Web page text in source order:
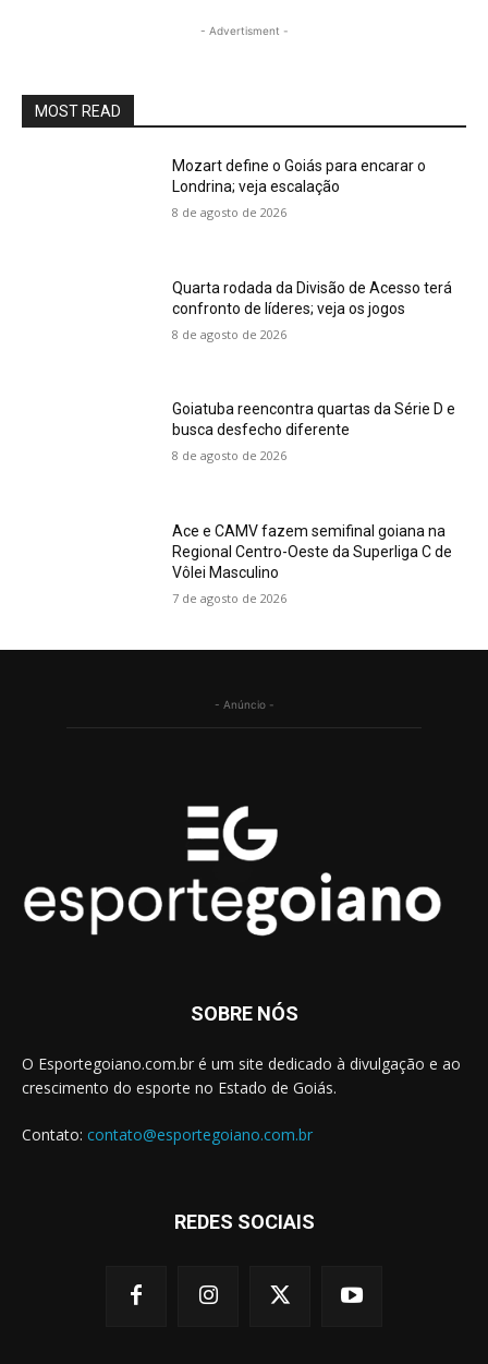
- Advertisment -
MOST READ
Mozart define o Goiás para encarar o
Londrina; veja escalação
8 de agosto de 2026
Quarta rodada da Divisão de Acesso terá
confronto de líderes; veja os jogos
8 de agosto de 2026
Goiatuba reencontra quartas da Série D e
busca desfecho diferente
8 de agosto de 2026
Ace e CAMV fazem semifinal goiana na
Regional Centro-Oeste da Superliga C de
Vôlei Masculino
7 de agosto de 2026
- Anúncio -
SOBRE NÓS
O Esportegoiano.com.br é um site dedicado à divulgação e ao
crescimento do esporte no Estado de Goiás.
Contato: contato@esportegoiano.com.br
REDES SOCIAIS